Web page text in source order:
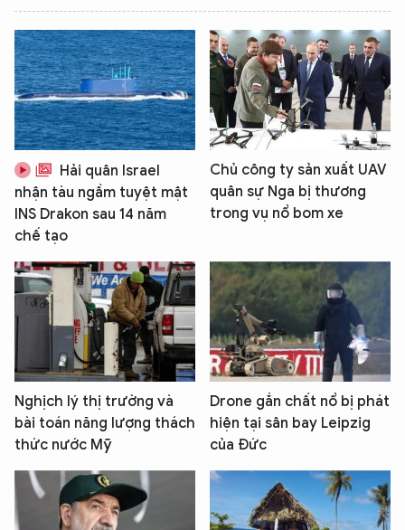
Hải quân Israel
nhận tàu ngầm tuyệt mật
INS Drakon sau 14 năm
chế tạo
Chủ công ty sản xuất UAV
quân sự Nga bị thương
trong vụ nổ bom xe
Nghịch lý thị trường và
bài toán năng lượng thách
thức nước Mỹ
Drone gắn chất nổ bị phát
hiện tại sân bay Leipzig
của Đức